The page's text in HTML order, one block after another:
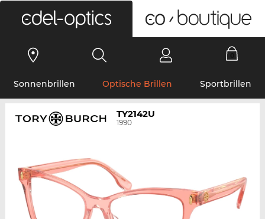
Sonnenbrillen Optische Brillen Sportbrillen
TY2142U
1990